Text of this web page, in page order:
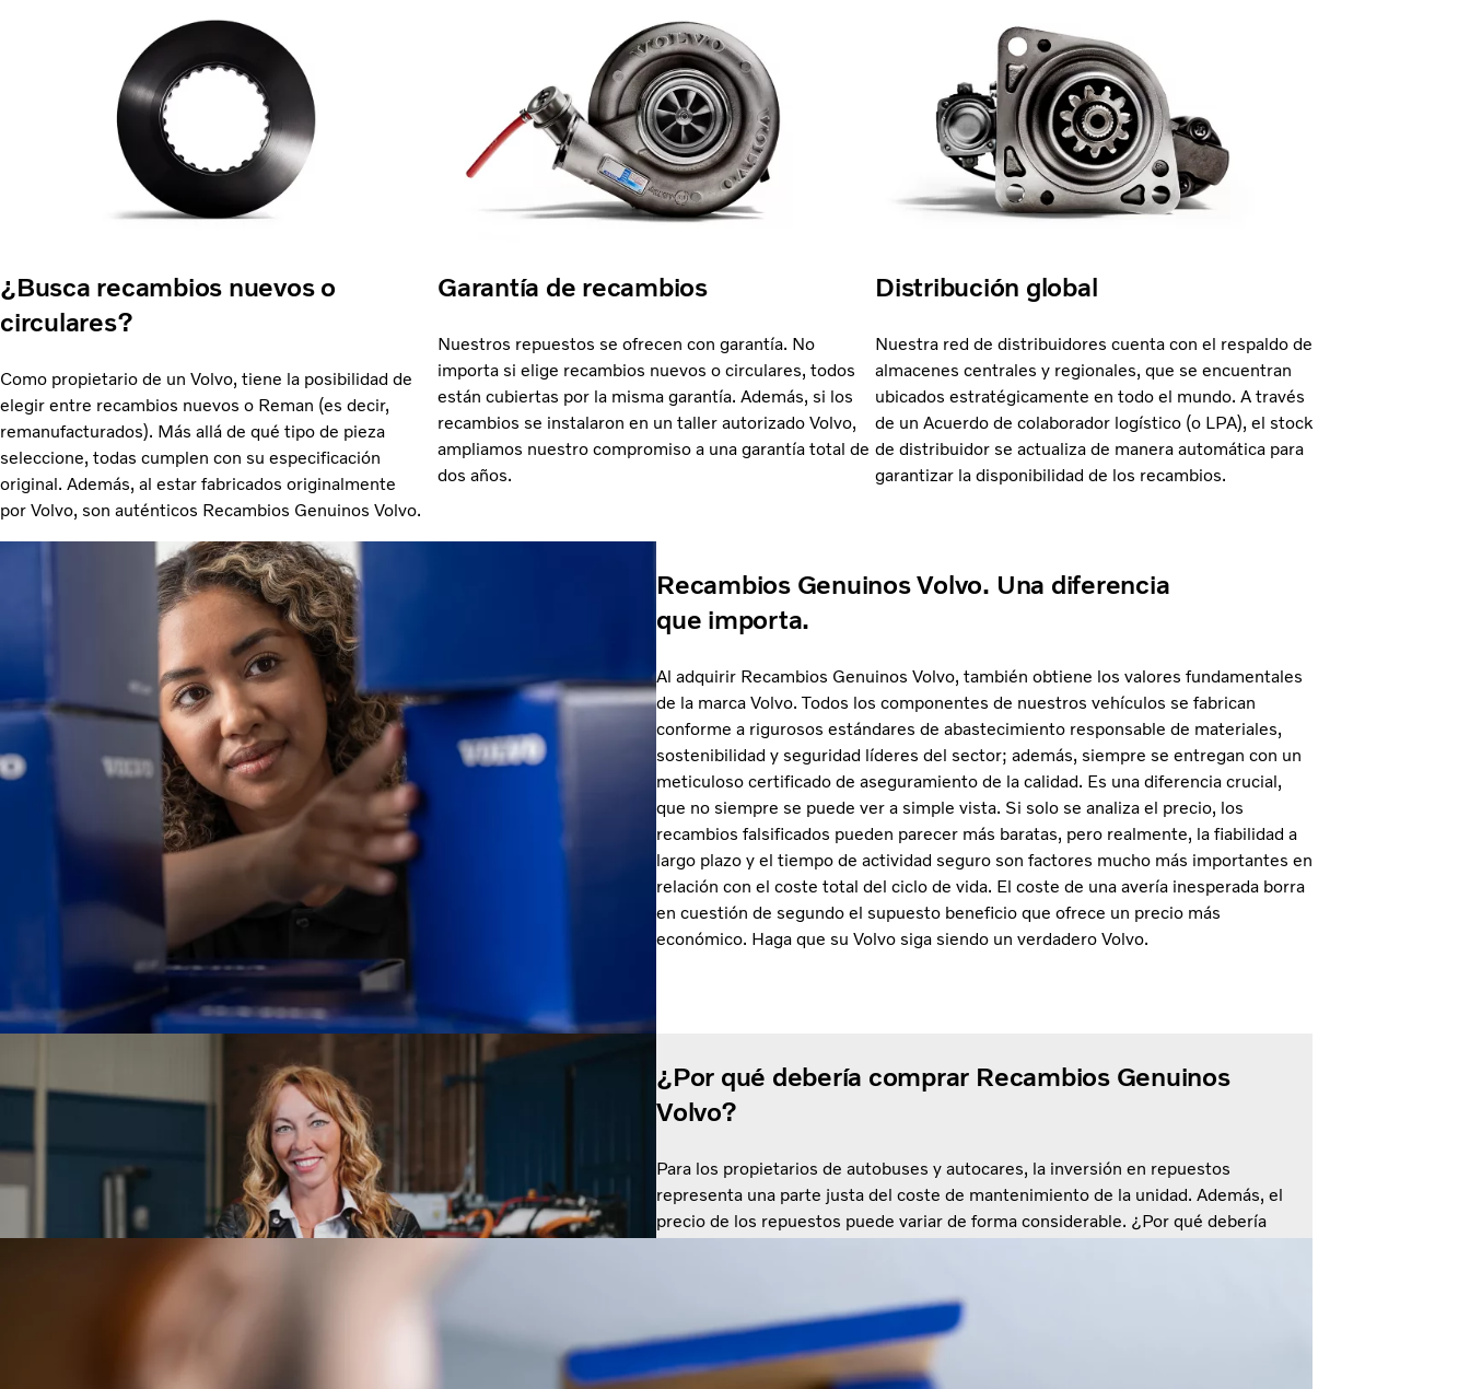
¿Busca recambios nuevos o
circulares?
Como propietario de un Volvo, tiene la posibilidad de
elegir entre recambios nuevos o Reman (es decir,
remanufacturados). Más allá de qué tipo de pieza
seleccione, todas cumplen con su especificación
original. Además, al estar fabricados originalmente
por Volvo, son auténticos Recambios Genuinos Volvo.
Garantía de recambios
Nuestros repuestos se ofrecen con garantía. No
importa si elige recambios nuevos o circulares, todos
están cubiertas por la misma garantía. Además, si los
recambios se instalaron en un taller autorizado Volvo,
ampliamos nuestro compromiso a una garantía total de
dos años.
Distribución global
Nuestra red de distribuidores cuenta con el respaldo de
almacenes centrales y regionales, que se encuentran
ubicados estratégicamente en todo el mundo. A través
de un Acuerdo de colaborador logístico (o LPA), el stock
de distribuidor se actualiza de manera automática para
garantizar la disponibilidad de los recambios.
Recambios Genuinos Volvo. Una diferencia
que importa.
Al adquirir Recambios Genuinos Volvo, también obtiene los valores fundamentales
de la marca Volvo. Todos los componentes de nuestros vehículos se fabrican
conforme a rigurosos estándares de abastecimiento responsable de materiales,
sostenibilidad y seguridad líderes del sector; además, siempre se entregan con un
meticuloso certificado de aseguramiento de la calidad. Es una diferencia crucial,
que no siempre se puede ver a simple vista. Si solo se analiza el precio, los
recambios falsificados pueden parecer más baratas, pero realmente, la fiabilidad a
largo plazo y el tiempo de actividad seguro son factores mucho más importantes en
relación con el coste total del ciclo de vida. El coste de una avería inesperada borra
en cuestión de segundo el supuesto beneficio que ofrece un precio más
económico. Haga que su Volvo siga siendo un verdadero Volvo.
¿Por qué debería comprar Recambios Genuinos
Volvo?
Para los propietarios de autobuses y autocares, la inversión en repuestos
representa una parte justa del coste de mantenimiento de la unidad. Además, el
precio de los repuestos puede variar de forma considerable. ¿Por qué debería
cómo el precio y el coste no son dos caras de la misma, sino conceptos diferentes.